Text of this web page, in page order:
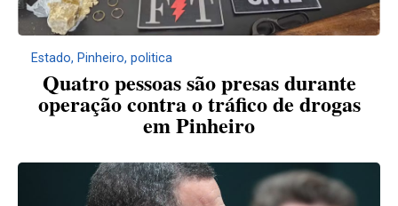
Estado, Pinheiro, politica
Quatro pessoas são presas durante
operação contra o tráfico de drogas
em Pinheiro